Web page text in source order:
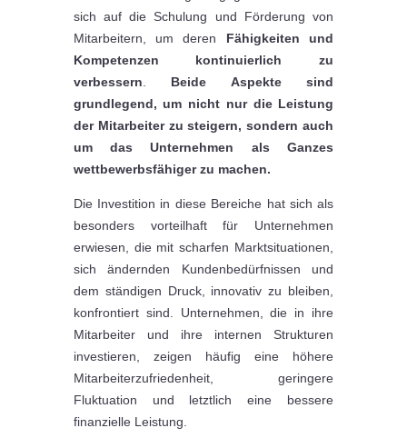
sich auf die Schulung und Förderung von
Mitarbeitern, um deren Fähigkeiten und
Kompetenzen kontinuierlich zu
verbessern
Beide Aspekte sind
grundlegend, um nicht nur die Leistung
der Mitarbeiter zu steigern, sondern auch
um das Unternehmen als Ganzes
wettbewerbsfähiger zu machen.
Die Investition in diese Bereiche hat sich als
besonders vorteilhaft für Unternehmen
erwiesen, die mit scharfen Marktsituationen,
sich ändernden Kundenbedürfnissen und
dem ständigen Druck, innovativ zu bleiben,
konfrontiert sind. Unternehmen, die in ihre
Mitarbeiter und ihre internen Strukturen
investieren, zeigen häufig eine höhere
Mitarbeiterzufriedenheit, geringere
Fluktuation und letztlich eine bessere
finanzielle Leistung.